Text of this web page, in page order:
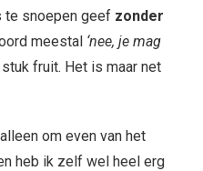
te snoepen geef zonder
meestal ‘nee, je mag
fruit. Het is maar net
om even van het
heb ik zelf wel heel erg